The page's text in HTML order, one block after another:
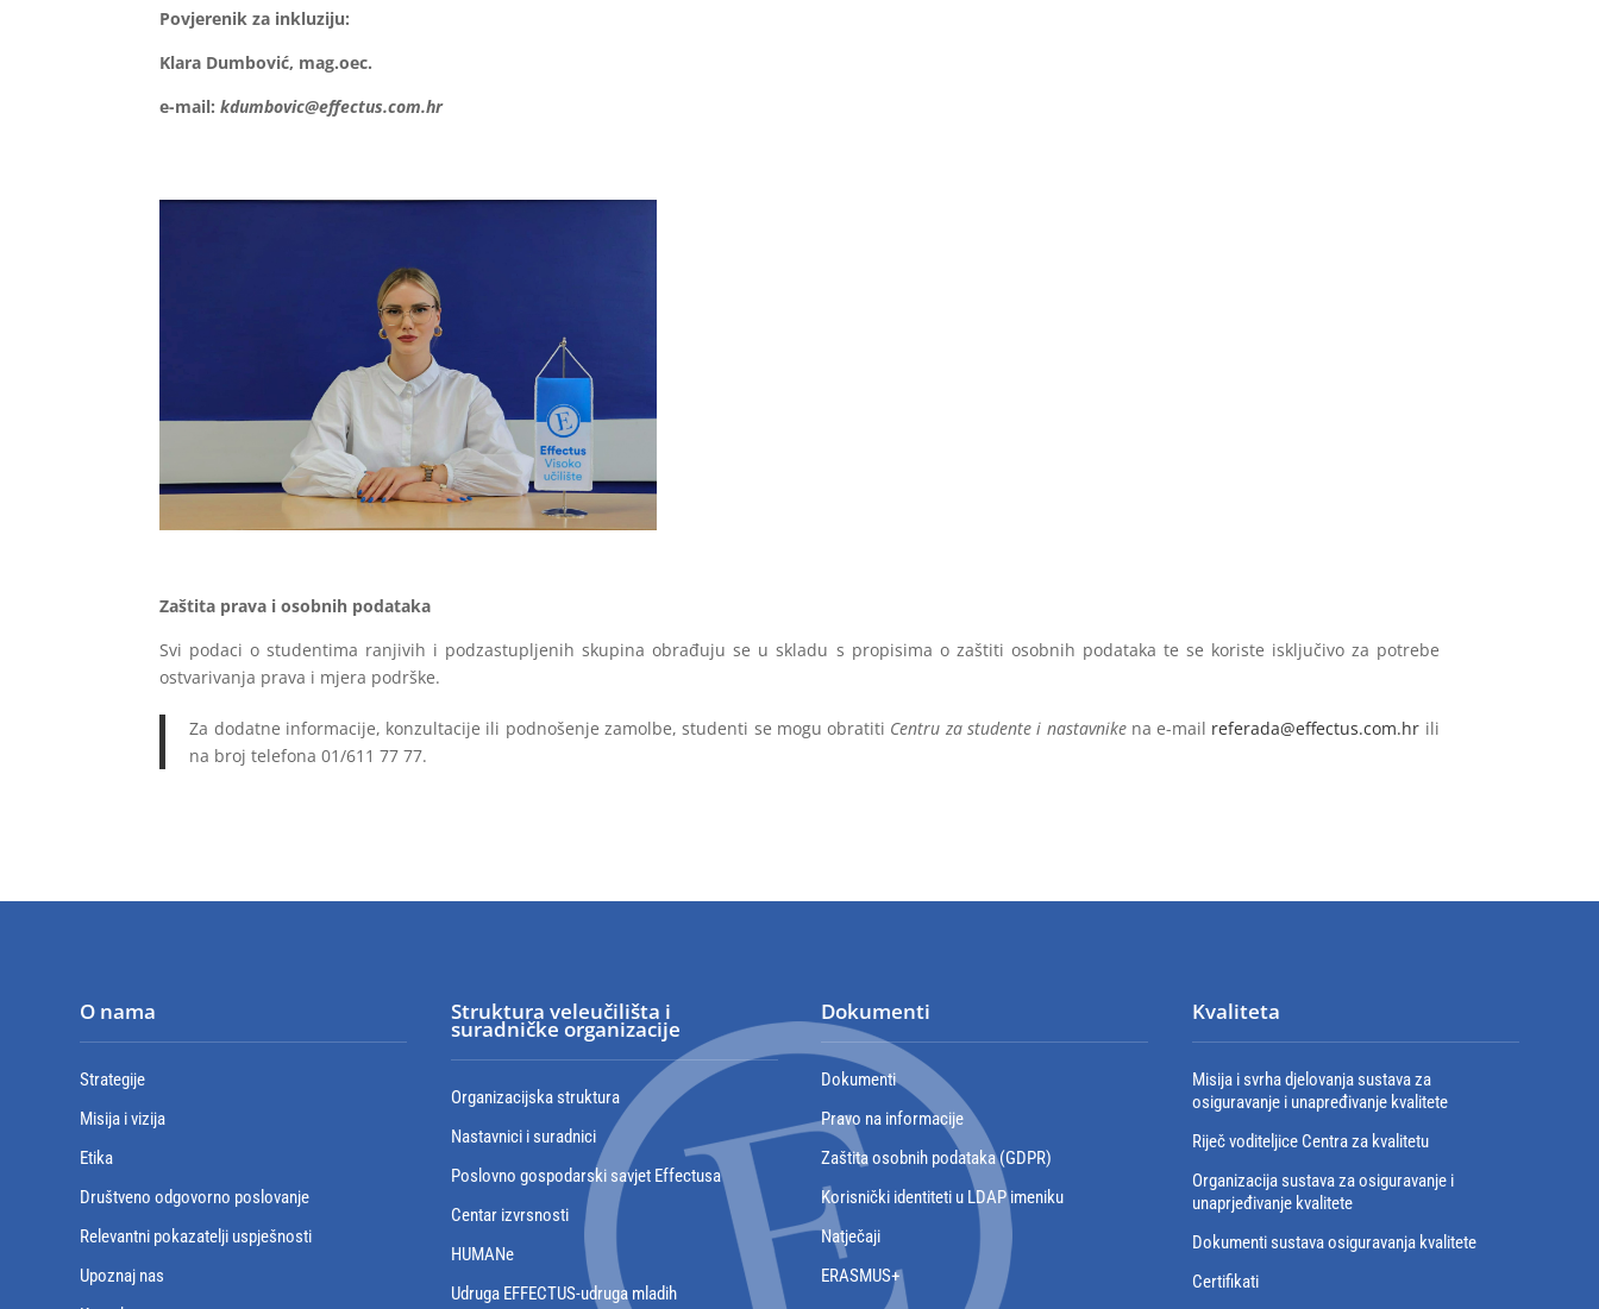
Povjerenik za inkluziju:
Klara Dumbović, mag.oec.
e-mail:kdumbovic@effectus.com.hr
Zaštita prava i osobnih podataka
Svi podaci o studentima ranjivih i podzastupljenih skupina obrađuju se u skladu s propisima o zaštiti osobnih podataka te se koriste isključivo za potrebe
ostvarivanja prava i mjera podrške.
Za dodatne informacije, konzultacije ili podnošenje zamolbe, studenti se mogu obratiti Centru za studente i nastavnikena e-mail referada@effectus.com.hr ili
na broj telefona 01/611 77 77.
O nama
Strategije
Misija i vizija
Etika
Društveno odgovorno poslovanje
Relevantni pokazatelji uspješnosti
Upoznaj nas
Struktura veleučilišta i
suradničke organizacije
Organizacijska struktura
Nastavnici i suradnici
Poslovno gospodarski savjet Effectusa
Centar izvrsnosti
HUMANe
Udruga EFFECTUS-udruga mladih
Dokumenti
Dokumenti
Pravo na informacije
Zaštita osobnih podataka (GDPR)
Korisnički identiteti u LDAP imeniku
Natječaji
ERASMUS+
Kvaliteta
Misija i svrha djelovanja sustava za
osiguravanje i unapređivanje kvalitete
Riječ voditeljice Centra za kvalitetu
Organizacija sustava za osiguravanje i
unaprjeđivanje kvalitete
Dokumenti sustava osiguravanja kvalitete
Certifikati